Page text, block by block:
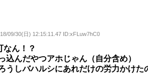
09/30(日) 12:15:11.47 ID:xFLuw7hC0
なん！？
込んだやつアホじゃん（自分含め）
うしバハルシにあれだけの労力かけた